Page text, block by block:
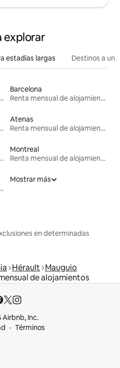
explorar
estadías largas Destinos a un
alojamientos
Barcelona
Renta mensual de alojamientos
alojamientos
Atenas
Renta mensual de alojamientos
alojamientos
Montreal
Renta mensual de alojamientos
alojamientos
Mostrar más
en determinadas
Hérault Mauguio
de alojamientos
Inc.
Términos